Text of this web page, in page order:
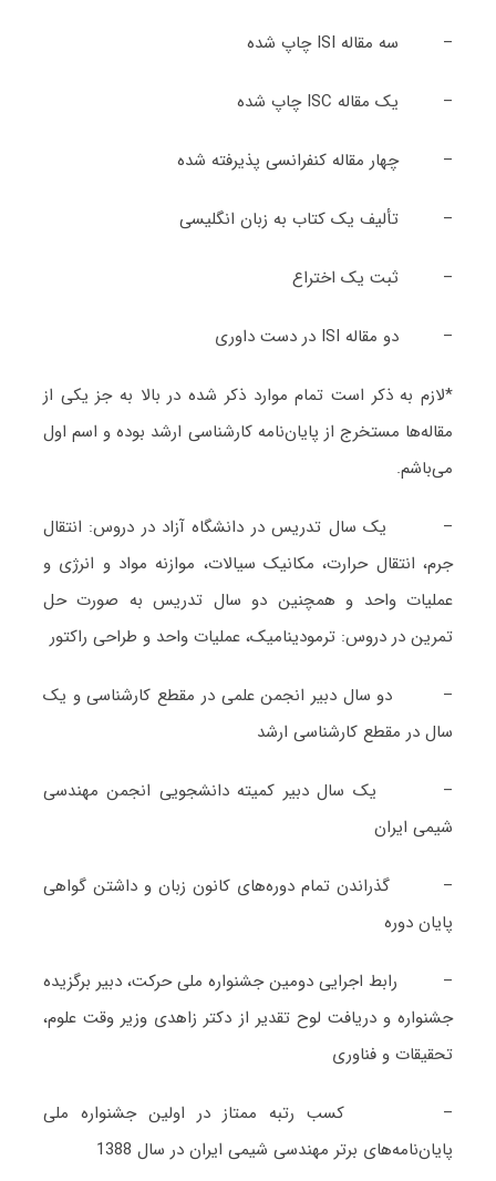
– سه مقاله ISI چاپ شده
– یک مقاله ISC چاپ شده
– چهار مقاله کنفرانسی پذیرفته شده
– تألیف یک کتاب به زبان انگلیسی
– ثبت یک اختراع
– دو مقاله ISI در دست داوری
*لازم به ذکر است تمام موارد ذکر شده در بالا به جز یکی از
مقاله‌ها مستخرج از پایان‌نامه کارشناسی ارشد بوده و اسم اول
می‌باشم.
– یک سال تدریس در دانشگاه آزاد در دروس: انتقال
جرم، انتقال حرارت، مکانیک سیالات، موازنه مواد و انرژی و
عملیات واحد و همچنین دو سال تدریس به صورت حل
تمرین در دروس: ترمودینامیک، عملیات واحد و طراحی راکتور
– دو سال دبیر انجمن علمی در مقطع کارشناسی و یک
سال در مقطع کارشناسی ارشد
– یک سال دبیر کمیته دانشجویی انجمن مهندسی
شیمی ایران
– گذراندن تمام دوره‌های کانون زبان و داشتن گواهی
پایان دوره
– رابط اجرایی دومین جشنواره ملی حرکت، دبیر برگزیده
جشنواره و دریافت لوح تقدیر از دکتر زاهدی وزیر وقت علوم،
تحقیقات و فناوری
– کسب رتبه ممتاز در اولین جشنواره ملی
پایان‌نامه‌های برتر مهندسی شیمی ایران در سال 1388